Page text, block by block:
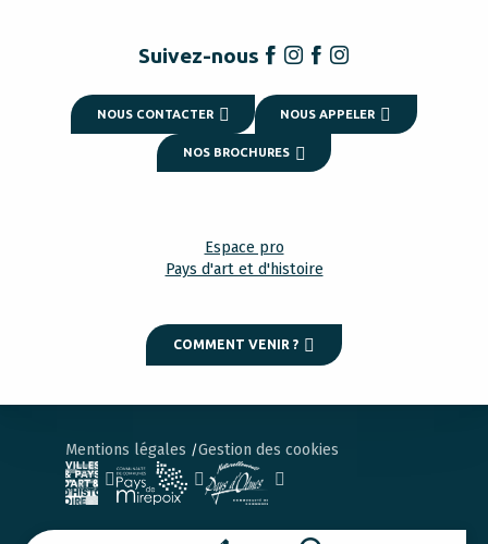
Suivez-nous
NOUS CONTACTER NOUS APPELER
NOS BROCHURES
Espace pro
Pays d'art et d'histoire
COMMENT VENIR ?
Mentions légales Gestion des cookies